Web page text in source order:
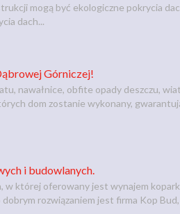
mogą być ekologiczne pokrycia
dach...
Górniczej!
nawałnice, obfite opady deszczu,
dom zostanie wykonany,
i budowlanych.
w której oferowany jest wynajem
rozwiązaniem jest firma Kop